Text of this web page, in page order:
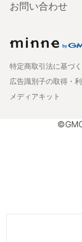
お問い合わせ
特定商取引法に基づ
広告識別子の取得・
メディアキット